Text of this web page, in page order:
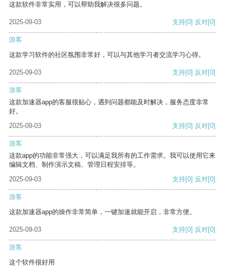
这款软件非常实用，可以帮助我解决很多问题。
2025-09-03 支持[0] 反对[0]
游客
这款学习软件的社区氛围非常好，可以与其他学习者交流学习心得。
2025-09-03 支持[0] 反对[0]
游客
这款加速器app的客服很贴心，遇到问题都能及时解决，服务态度非常
好。
2025-09-03
支持[0] 反对[0]
游客
这款app的功能非常强大，可以满足我所有的工作需求。我可以使用它来
编辑文档、制作演示文稿、管理日程安排等。
2025-09-03
支持[0] 反对[0]
游客
这款加速器app的操作非常简单，一键加速就能开启，非常方便。
2025-09-03 支持[0] 反对[0]
游客
这个软件很好用